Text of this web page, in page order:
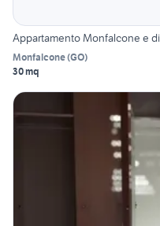
Appartamento Monfalcone e
Monfalcone(GO)
30 mq